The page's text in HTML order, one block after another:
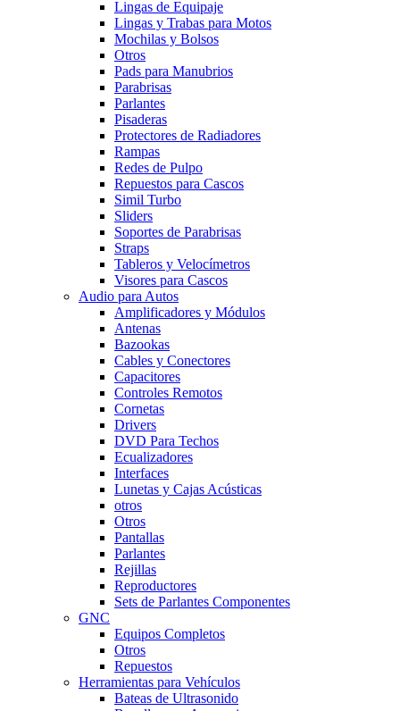
Lingas de Equipaje
Lingas y Trabas para Motos
Mochilas y Bolsos
Otros
Pads para Manubrios
Parabrisas
Parlantes
Pisaderas
Protectores de Radiadores
Rampas
Redes de Pulpo
Repuestos para Cascos
Simil Turbo
Sliders
Soportes de Parabrisas
Straps
Tableros y Velocímetros
Visores para Cascos
Audio para Autos
Amplificadores y Módulos
Antenas
Bazookas
Cables y Conectores
Capacitores
Controles Remotos
Cornetas
Drivers
DVD Para Techos
Ecualizadores
Interfaces
Lunetas y Cajas Acústicas
otros
Otros
Pantallas
Parlantes
Rejillas
Reproductores
Sets de Parlantes Componentes
GNC
Equipos Completos
Otros
Repuestos
Herramientas para Vehículos
Bateas de Ultrasonido